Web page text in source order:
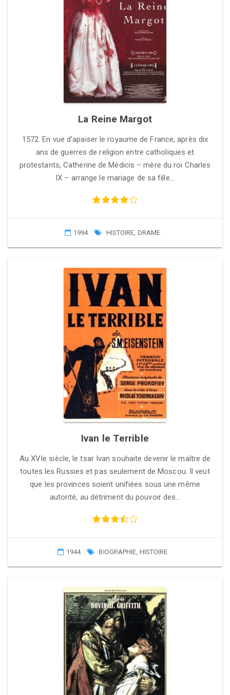
La Reine Margot
1572. En vue d’apaiser le royaume de France, après dix
ans de guerres de religion entre catholiques et
protestants, Catherine de Médicis – mère du roi Charles
IX – arrange le mariage de sa fille…
1994 HISTOIRE, DRAME
Ivan le Terrible
Au XVIe siècle, le tsar Ivan souhaite devenir le maître de
toutes les Russies et pas seulement de Moscou. Il veut
que les provinces soient unifiées sous une même
autorité, au détriment du pouvoir des…
1944 BIOGRAPHIE, HISTOIRE